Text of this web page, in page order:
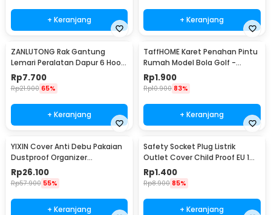
+ Keranjang + Keranjang
ZANLUTONG Rak Gantung
Lemari Peralatan Dapur 6 Hook
Besi - 2137
Rp7.700
Rp21.900 65%
+ Keranjang
TaffHOME Karet Penahan Pintu
Rumah Model Bola Golf -
HDS209
Rp1.900
Rp10.900 83%
+ Keranjang
YIXIN Cover Anti Debu Pakaian
Dustproof Organizer
60x30x110cm - PEVA
Rp26.100
Rp57.900 55%
+ Keranjang
Safety Socket Plug Listrik
Outlet Cover Child Proof EU 1
PCS
Rp1.400
Rp8.900 85%
+ Keranjang